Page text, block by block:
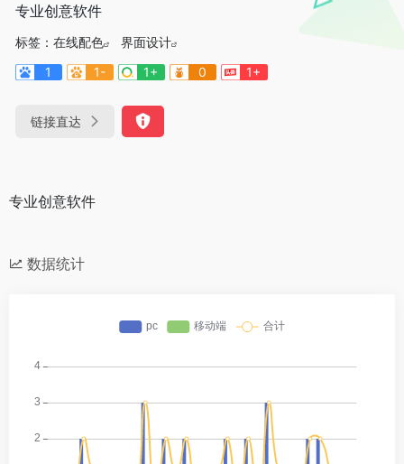
专业创意软件
标签： 在线配色
界面设计
1
1- 1+ 0 1+
链接直达
专业创意软件
数据统计